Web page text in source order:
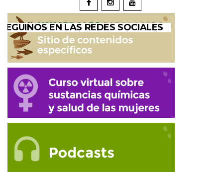
SEGUINOS EN LAS REDES SOCIALES